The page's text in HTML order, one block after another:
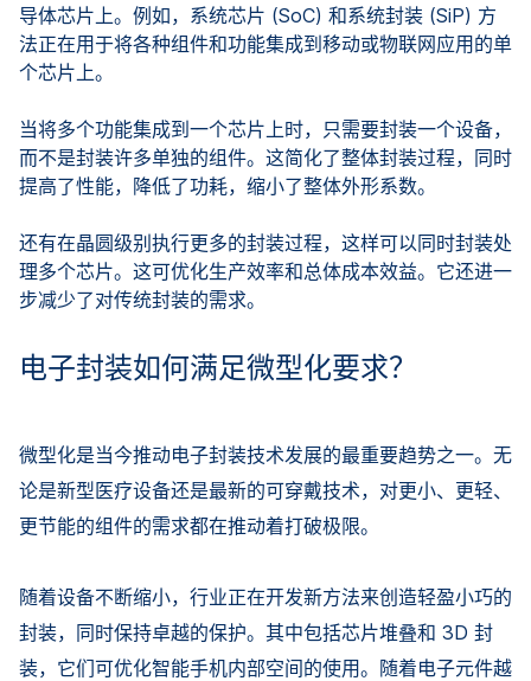
导体芯片上。例如，系统芯片 (SoC) 和系统封装 (SiP) 方
法正在用于将各种组件和功能集成到移动或物联网应用的单
个芯片上。
当将多个功能集成到一个芯片上时，只需要封装一个设备，
而不是封装许多单独的组件。这简化了整体封装过程，同时
提高了性能，降低了功耗，缩小了整体外形系数。
还有在晶圆级别执行更多的封装过程，这样可以同时封装处
理多个芯片。这可优化生产效率和总体成本效益。它还进一
步减少了对传统封装的需求。
电子封装如何满足微型化要求？
微型化是当今推动电子封装技术发展的最重要趋势之一。无
论是新型医疗设备还是最新的可穿戴技术，对更小、更轻、
更节能的组件的需求都在推动着打破极限。
随着设备不断缩小，行业正在开发新方法来创造轻盈小巧的
封装，同时保持卓越的保护。其中包括芯片堆叠和 3D 封
装，它们可优化智能手机内部空间的使用。随着电子元件越